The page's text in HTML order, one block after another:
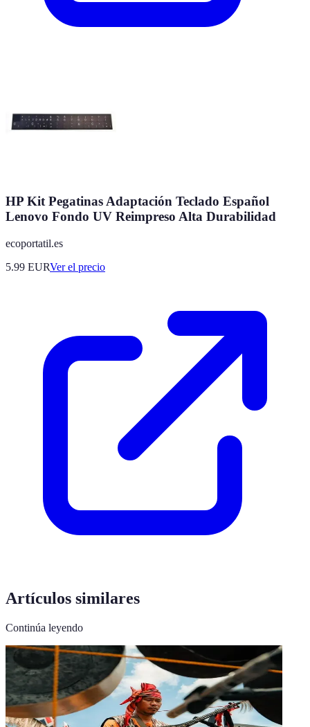
HP Kit Pegatinas Adaptación Teclado Español
Lenovo Fondo UV Reimpreso Alta Durabilidad
ecoportatil.es
5.99 EURVer el precio
Artículos similares
Continúa leyendo